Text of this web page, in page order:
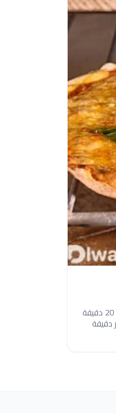
طريقة عمل بيتزا بصوص البشاميل خطوة بخطوة بـ10 مكونات وفي 20 دقيقة
2 فرد، بمقادير دقيقة